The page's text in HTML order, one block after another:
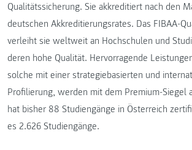
Qualitätssicherung. Sie akkreditiert nach den
deutschen Akkreditierungsrates. Das FIBAA-
verleiht sie weltweit an Hochschulen und
deren hohe Qualität. Hervorragende
solche mit einer strategiebasierten und
Profilierung, werden mit dem Premium-Siegel
hat bisher 88 Studiengänge in Österreich
es 2.626 Studiengänge.